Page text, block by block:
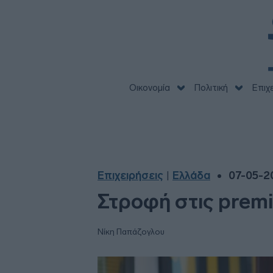
Οικονομία Πολιτική
Επιχειρήσεις Ελλάδα 07-05-
Στροφή στις
Νίκη Παπάζογλου